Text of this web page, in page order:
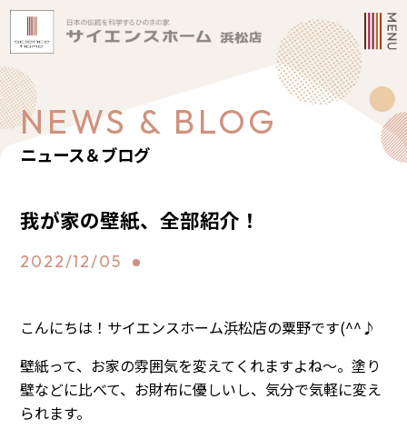
NEWS & BLOG
ニュース＆ブログ
我が家の壁紙、全部紹介！
2022/12/05
こんにちは！サイエンスホーム浜松店の粟野です(^^♪
壁紙って、お家の雰囲気を変えてくれますよね～。塗り
壁などに比べて、お財布に優しいし、気分で気軽に変え
られます。